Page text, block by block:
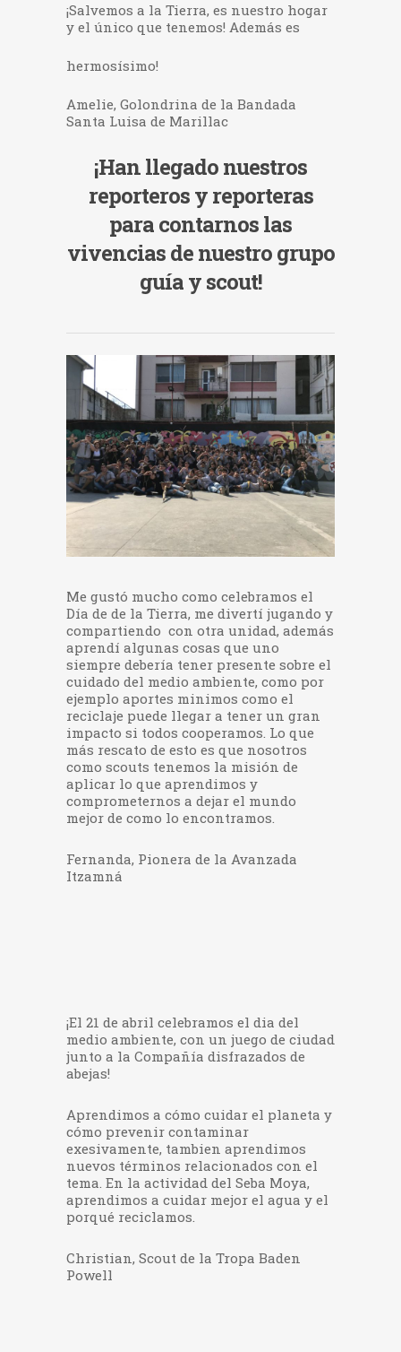
¡Salvemos a la Tierra, es nuestro hogar
y el único que tenemos! Además es
hermosísimo!
Amelie, Golondrina de la Bandada
Santa Luisa de Marillac
¡Han llegado nuestros
reporteros y reporteras
para contarnos las
vivencias de nuestro grupo
guía y scout!
Me gustó mucho como celebramos el
Día de de la Tierra, me divertí jugando y
compartiendo con otra unidad, además
aprendí algunas cosas que uno
siempre debería tener presente sobre el
cuidado del medio ambiente, como por
ejemplo aportes minimos como el
reciclaje puede llegar a tener un gran
impacto si todos cooperamos. Lo que
más rescato de esto es que nosotros
como scouts tenemos la misión de
aplicar lo que aprendimos y
comprometernos a dejar el mundo
mejor de como lo encontramos.
Fernanda, Pionera de la Avanzada
Itzamná
¡El 21 de abril celebramos el dia del
medio ambiente, con un juego de ciudad
junto a la Compañía disfrazados de
abejas!
Aprendimos a cómo cuidar el planeta y
cómo prevenir contaminar
exesivamente, tambien aprendimos
nuevos términos relacionados con el
tema. En la actividad del Seba Moya,
aprendimos a cuidar mejor el agua y el
porqué reciclamos.
Christian, Scout de la Tropa Baden
Powell